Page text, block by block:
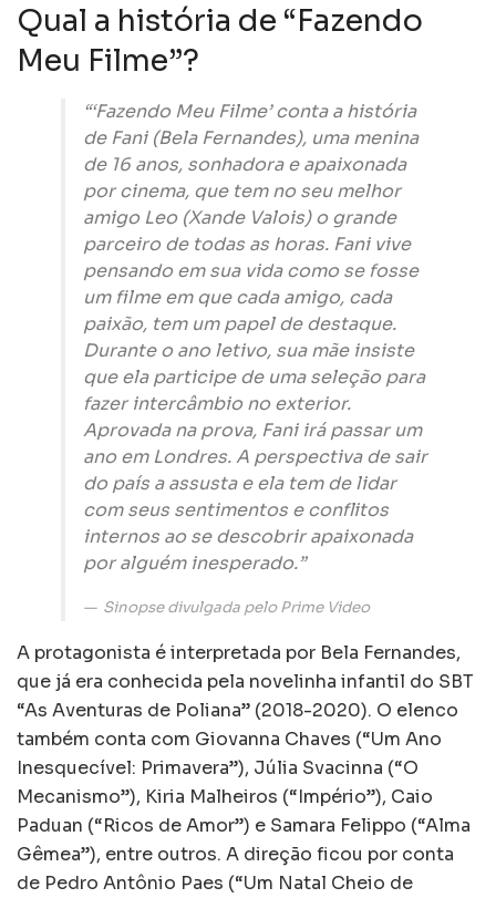
Qual a história de “Fazendo
Meu Filme”?
“‘Fazendo Meu Filme’ conta a história
de Fani (Bela Fernandes), uma menina
de 16 anos, sonhadora e apaixonada
por cinema, que tem no seu melhor
amigo Leo (Xande Valois) o grande
parceiro de todas as horas. Fani vive
pensando em sua vida como se fosse
um filme em que cada amigo, cada
paixão, tem um papel de destaque.
Durante o ano letivo, sua mãe insiste
que ela participe de uma seleção para
fazer intercâmbio no exterior.
Aprovada na prova, Fani irá passar um
ano em Londres. A perspectiva de sair
do país a assusta e ela tem de lidar
com seus sentimentos e conflitos
internos ao se descobrir apaixonada
por alguém inesperado.”
Sinopse divulgada pelo Prime Video
A protagonista é interpretada por Bela Fernandes,
que já era conhecida pela novelinha infantil do SBT
“As Aventuras de Poliana” (2018-2020). O elenco
também conta com Giovanna Chaves (“Um Ano
Inesquecível: Primavera”), Júlia Svacinna (“O
Mecanismo”), Kiria Malheiros (“Império”), Caio
Paduan (“Ricos de Amor”) e Samara Felippo (“Alma
Gêmea”), entre outros. A direção ficou por conta
de Pedro Antônio Paes (“Um Natal Cheio de